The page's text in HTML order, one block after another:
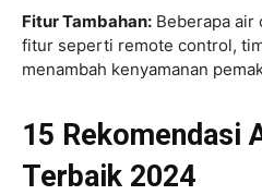
Fitur Tambahan: Beberapa air
fitur seperti remote control,
menambah kenyamanan
15 Rekomendasi
Terbaik 2024